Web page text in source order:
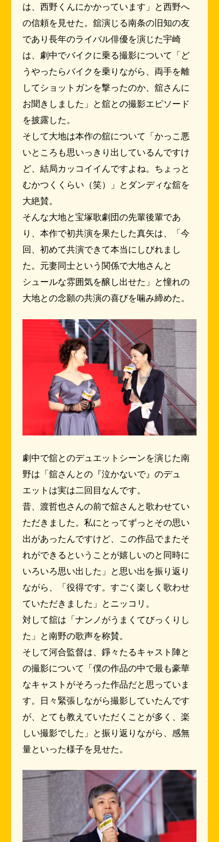
は、西野くんにかかっています」と西野へ
の信頼を見せた。舘演じる南条の旧知の友
であり長年のライバル俳優を演じた宇崎
は、劇中でバイクに乗る撮影について「ど
うやったらバイクを乗りながら、両手を離
してショットガンを撃ったのか、舘さんに
お聞きしました」と舘との撮影エピソード
を披露した。
そして大地は本作の舘について「かっこ悪
いところも思いっきり出しているんですけ
ど、結局カッコイイんですよね。ちょっと
むかつくくらい（笑）」とダンディな舘を
大絶賛。
そんな大地と宝塚歌劇団の先輩後輩であ
り、本作で初共演を果たした真矢は、「今
回、初めて共演できて本当にしびれまし
た。元妻同士という関係で大地さんと
シュールな雰囲気を醸し出せた」と憧れの
大地との念願の共演の喜びを噛み締めた。
劇中で舘とのデュエットシーンを演じた南
野は「舘さんとの『泣かないで』のデュ
エットは実は二回目なんです。
昔、渡哲也さんの前で舘さんと歌わせてい
ただきました。私にとってずっとその思い
出があったんですけど、この作品でまたそ
れができるということが嬉しいのと同時に
いろいろ思い出した」と思い出を振り返り
ながら、「役得です。すごく楽しく歌わせ
ていただきました」とニッコリ。
対して舘は「ナンノがうまくてびっくりし
た」と南野の歌声を称賛。
そして河合監督は、錚々たるキャスト陣と
の撮影について「僕の作品の中で最も豪華
なキャストがそろった作品だと思っていま
す。日々緊張しながら撮影していたんです
が、とても教えていただくことが多く、楽
しい撮影でした」と振り返りながら、感無
量といった様子を見せた。